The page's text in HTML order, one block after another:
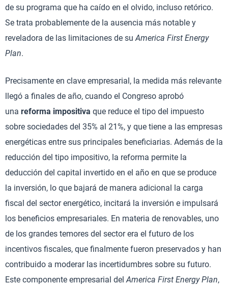
de su programa que ha caído en el olvido, incluso retórico.
Se trata probablemente de la ausencia más notable y
reveladora de las limitaciones de suAmerica First Energy
Plan.
Precisamente en clave empresarial, la medida más relevante
llegó a finales de año, cuando el Congreso aprobó
una reforma impositiva que reduce el tipo del impuesto
sobre sociedades del 35% al 21%, y que tiene a las empresas
energéticas entre sus principales beneficiarias. Además de la
reducción del tipo impositivo, la reforma permite la
deducción del capital invertido en el año en que se produce
la inversión, lo que bajará de manera adicional la carga
fiscal del sector energético, incitará la inversión e impulsará
los beneficios empresariales. En materia de renovables, uno
de los grandes temores del sector era el futuro de los
incentivos fiscales, que finalmente fueron preservados y han
contribuido a moderar las incertidumbres sobre su futuro.
Este componente empresarial delAmerica First Energy Plan,